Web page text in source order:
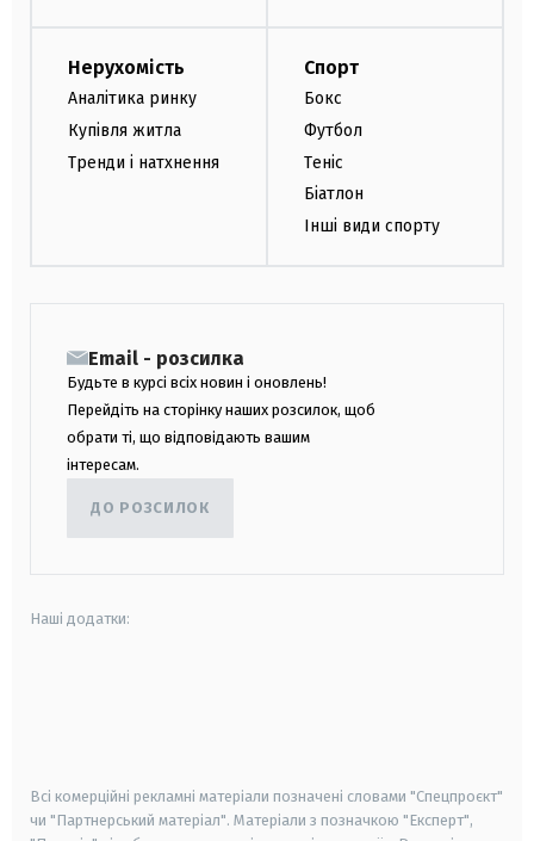
Нерухомість
Аналітика ринку
Купівля житла
Тренди і натхнення
Спорт
Бокс
Футбол
Теніс
Біатлон
Інші види спорту
Email - розсилка
Будьте в курсі всіх новин і оновлень!
Перейдіть на сторінку наших розсилок, щоб
обрати ті, що відповідають вашим
інтересам.
ДО РОЗСИЛОК
Наші додатки:
Всі комерційні рекламні матеріали позначені словами "Спецпроєкт"
чи "Партнерський матеріал". Матеріали з позначкою "Експерт",